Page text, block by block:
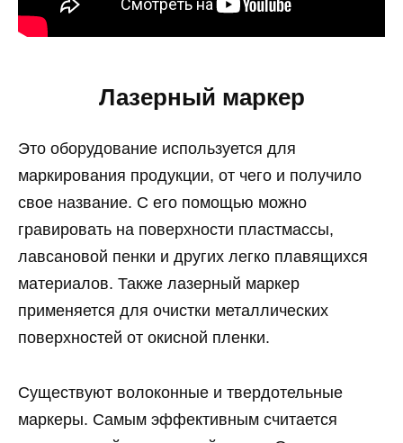
Лазерный маркер
Это оборудование используется для
маркирования продукции, от чего и получило
свое название. С его помощью можно
гравировать на поверхности пластмассы,
лавсановой пенки и других легко плавящихся
материалов. Также лазерный маркер
применяется для очистки металлических
поверхностей от окисной пленки.
Существуют волоконные и твердотельные
маркеры. Самым эффективным считается